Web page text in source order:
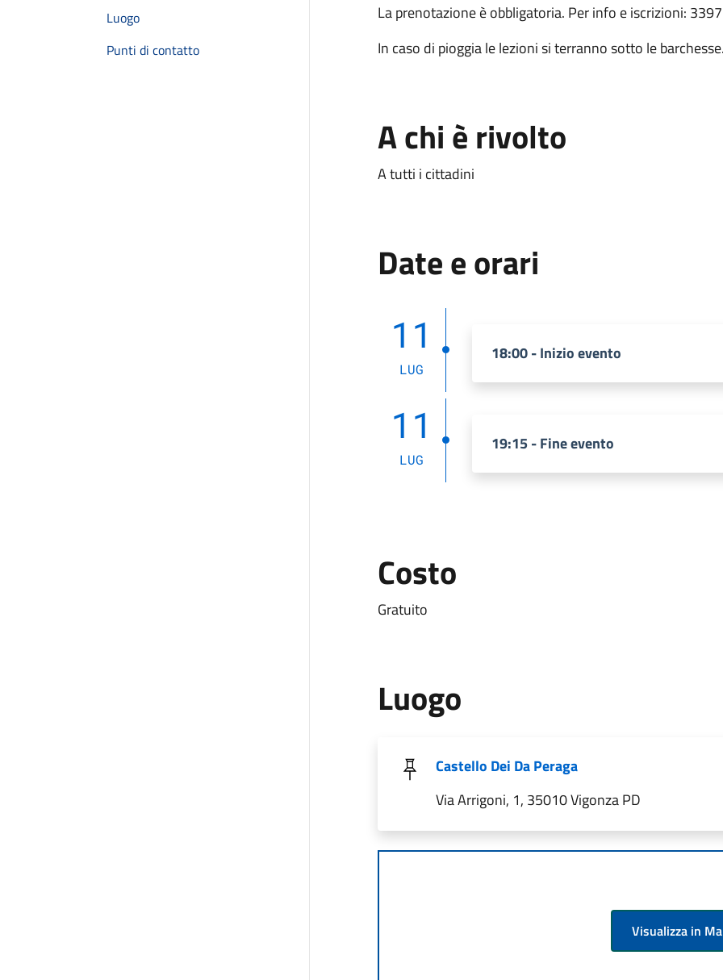
Luogo
Punti di contatto
La prenotazione è obbligatoria. Per info e iscrizioni:
In caso di pioggia le lezioni si terranno sotto le
A chi è rivolto
A tutti i cittadini
Date e orari
11
LUG
18:00 - Inizio evento
11
LUG
19:15 - Fine evento
Costo
Gratuito
Luogo
Castello Dei Da Peraga
Via Arrigoni, 1, 35010 Vigonza PD
Visualizza in